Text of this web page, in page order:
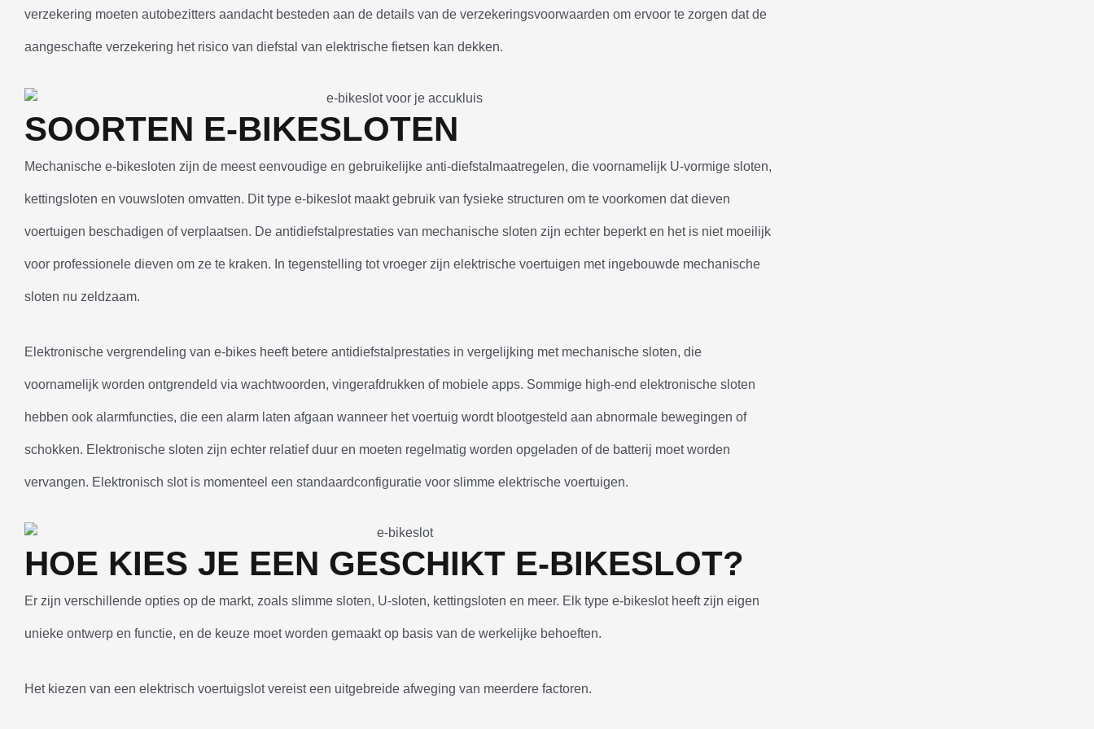
verzekering moeten autobezitters aandacht besteden aan de details van de verzekeringsvoorwaarden om ervoor te zorgen dat de
aangeschafte verzekering het risico van diefstal van elektrische fietsen kan dekken.
SOORTEN E-BIKESLOTEN
Mechanische e-bikesloten zijn de meest eenvoudige en gebruikelijke anti-diefstalmaatregelen, die voornamelijk U-vormige sloten,
kettingsloten en vouwsloten omvatten. Dit type e-bikeslot maakt gebruik van fysieke structuren om te voorkomen dat dieven
voertuigen beschadigen of verplaatsen. De antidiefstalprestaties van mechanische sloten zijn echter beperkt en het is niet moeilijk
voor professionele dieven om ze te kraken. In tegenstelling tot vroeger zijn elektrische voertuigen met ingebouwde mechanische
sloten nu zeldzaam.
Elektronische vergrendeling van e-bikes heeft betere antidiefstalprestaties in vergelijking met mechanische sloten, die
voornamelijk worden ontgrendeld via wachtwoorden, vingerafdrukken of mobiele apps. Sommige high-end elektronische sloten
hebben ook alarmfuncties, die een alarm laten afgaan wanneer het voertuig wordt blootgesteld aan abnormale bewegingen of
schokken. Elektronische sloten zijn echter relatief duur en moeten regelmatig worden opgeladen of de batterij moet worden
vervangen. Elektronisch slot is momenteel een standaardconfiguratie voor slimme elektrische voertuigen.
HOE KIES JE EEN GESCHIKT E-BIKESLOT?
Er zijn verschillende opties op de markt, zoals slimme sloten, U-sloten, kettingsloten en meer. Elk type e-bikeslot heeft zijn eigen
unieke ontwerp en functie, en de keuze moet worden gemaakt op basis van de werkelijke behoeften.
Het kiezen van een elektrisch voertuigslot vereist een uitgebreide afweging van meerdere factoren.